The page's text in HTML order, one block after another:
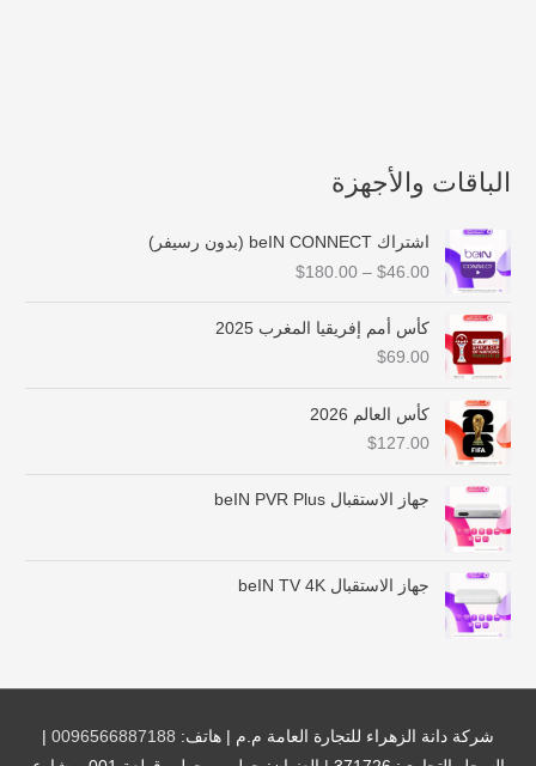
الباقات والأجهزة
اشتراك beIN CONNECT (بدون رسيفر)
$46.00
–
$180.00 ا
ق
ا
م
ن
4
6
⁩
ل
كأس أمم إفريقيا المغرب 2025
$69.00
كأس العالم 2026
$127.00
جهاز الاستقبال beIN PVR Plus
جهاز الاستقبال beIN TV 4K
شركة دانة الزهراء للتجارة العامة م.م | هاتف: 0096566887188